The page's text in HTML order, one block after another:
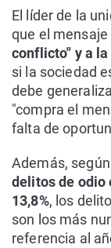
El líder de la
que el mensaje
conflicto" y a
si la sociedad
debe
"compra el
falta de
Además,
delitos de odio
13,8%, los
son los más
referencia al